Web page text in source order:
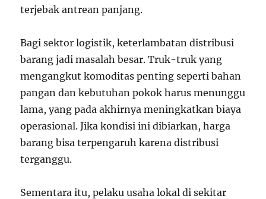
terjebak antrean panjang.
Bagi sektor logistik, keterlambatan distribusi
barang jadi masalah besar. Truk-truk yang
mengangkut komoditas penting seperti bahan
pangan dan kebutuhan pokok harus menunggu
lama, yang pada akhirnya meningkatkan biaya
operasional. Jika kondisi ini dibiarkan, harga
barang bisa terpengaruh karena distribusi
terganggu.
Sementara itu, pelaku usaha lokal di sekitar